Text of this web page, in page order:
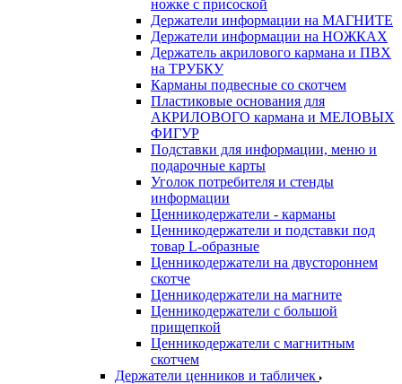
ножке с присоской
Держатели информации на МАГНИТЕ
Держатели информации на НОЖКАХ
Держатель акрилового кармана и ПВХ
на ТРУБКУ
Карманы подвесные со скотчем
Пластиковые основания для
АКРИЛОВОГО кармана и МЕЛОВЫХ
ФИГУР
Подставки для информации, меню и
подарочные карты
Уголок потребителя и стенды
информации
Ценникодержатели - карманы
Ценникодержатели и подставки под
товар L-образные
Ценникодержатели на двустороннем
скотче
Ценникодержатели на магните
Ценникодержатели с большой
прищепкой
Ценникодержатели с магнитным
скотчем
Держатели ценников и табличек